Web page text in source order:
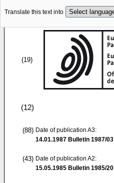
Translate this text into
(19)
(12)
(88) Date of publication A3:
14.01.1987 Bulletin 1987/03
(43) Date of publication A2:
15.05.1985 Bulletin 1985/20